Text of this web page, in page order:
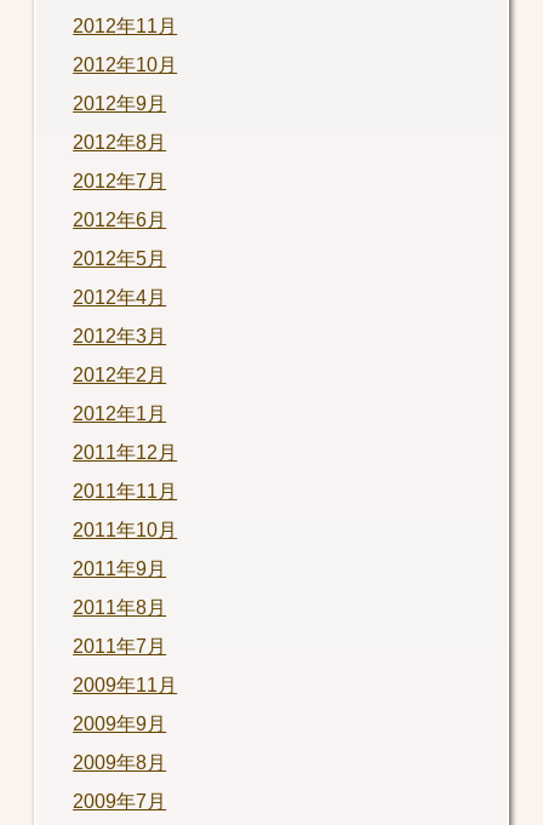
2012年11月
2012年10月
2012年9月
2012年8月
2012年7月
2012年6月
2012年5月
2012年4月
2012年3月
2012年2月
2012年1月
2011年12月
2011年11月
2011年10月
2011年9月
2011年8月
2011年7月
2009年11月
2009年9月
2009年8月
2009年7月